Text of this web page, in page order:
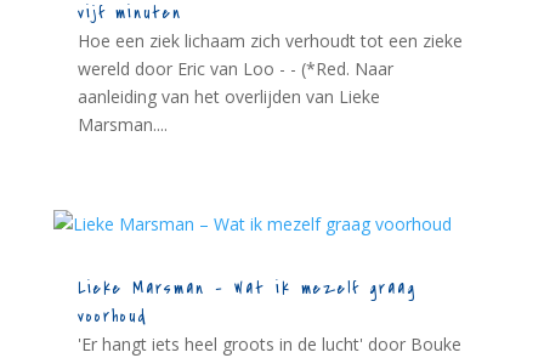
vijf minuten
Hoe een ziek lichaam zich verhoudt tot een zieke
wereld door Eric van Loo - - (*Red. Naar
aanleiding van het overlijden van Lieke
Marsman....
Lieke Marsman – Wat ik mezelf graag
voorhoud
'Er hangt iets heel groots in de lucht' door Bouke